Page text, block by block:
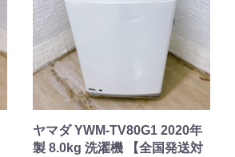
ヤマダ YWM-TV80G1 2020年
製 8.0kg 洗濯機 【全国発送対